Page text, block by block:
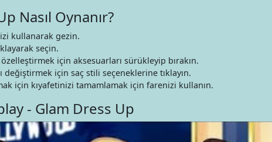
Nasıl Oynanır?
kullanarak gezin.
seçin.
için aksesuarları sürükleyip bırakın.
değiştirmek için saç stili seçeneklerine tıklayın.
için kıyafetinizi tamamlamak için farenizi kullanın.
- Glam Dress Up